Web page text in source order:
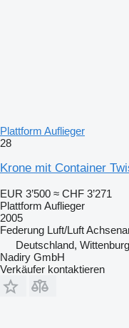
Plattform Auflieger
28
Krone mit Container
EUR 3’500 ≈ CHF 3’271
Plattform Auflieger
2005
Federung Luft/Luft
Deutschland, Wittenburg
Nadiry GmbH
Verkäufer kontaktieren